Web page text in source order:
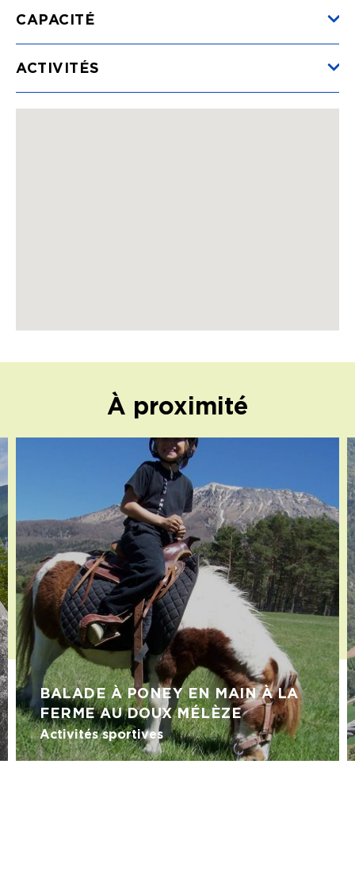
CAPACITÉ
ACTIVITÉS
À proximité
BALADE À PONEY EN MAIN À LA
FERME AU DOUX MÉLÈZE
Activités sportives